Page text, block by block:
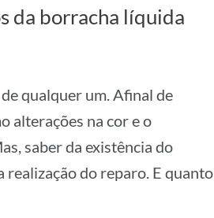
da borracha líquida
qualquer um. Afinal de
alterações na cor e o
saber da existência do
realização do reparo. E quanto